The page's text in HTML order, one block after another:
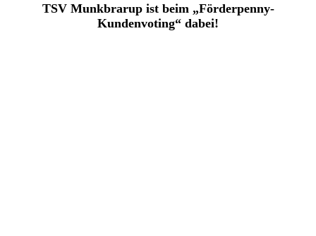
TSV Munkbrarup ist beim „Förderpenny-
Kundenvoting“ dabei!